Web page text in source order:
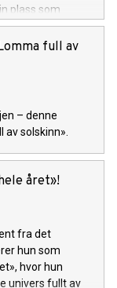
plass som
og ujålete
full av
– denne
solskinn».
året»!
fra det
hun som
hvor hun
univers fullt av